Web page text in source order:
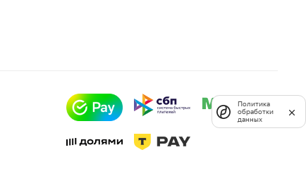
Политика
обработки
данных